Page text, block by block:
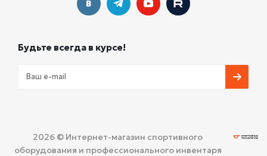
Будьте всегда в курсе!
2026 © Интернет-магазин спортивного
оборудования и профессионального инвентаря